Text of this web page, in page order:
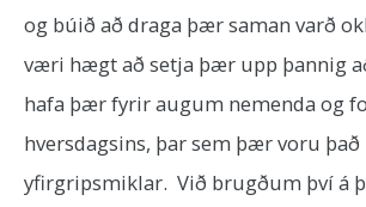
og búið að draga þær saman varð
væri hægt að setja þær upp þannig
hafa þær fyrir augum nemenda og
hversdagsins, þar sem þær voru það
yfirgripsmiklar. Við brugðum því á